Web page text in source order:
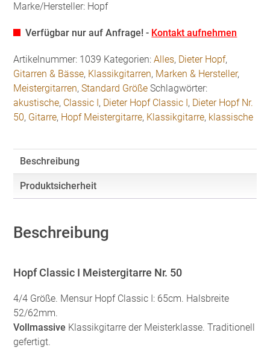
Marke/Hersteller: Hopf
Verfügbar nur auf Anfrage! - Kontakt aufnehmen
Artikelnummer: 1039 Kategorien:Alles, Dieter Hopf,
Gitarren & Bässe, Klassikgitarren, Marken & Hersteller,
Meistergitarren,Standard Größe Schlagwörter:
akustische, Classic I , Dieter Hopf Classic I , Dieter Hopf Nr.
50, Gitarre, Hopf Meistergitarre, Klassikgitarre, klassische
Beschreibung
Produktsicherheit
Beschreibung
Hopf Classic I Meistergitarre Nr. 50
4/4 Größe. Mensur Hopf Classic I: 65cm. Halsbreite
52/62mm.
Vollmassive Klassikgitarre der Meisterklasse. Traditionell
gefertigt.